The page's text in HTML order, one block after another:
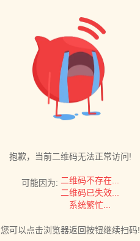
抱歉，当前二维码无法正常访问!
可能因为: 二维码不存在...
二维码已失效...
系统繁忙...
您可以点击浏览器返回按钮继续扫码!